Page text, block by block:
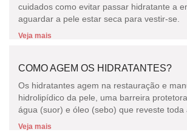
cuidados como evitar passar hidratante a
aguardar a pele estar seca para vestir-se.
Veja mais
COMO AGEM OS HIDRATANTES?
Os hidratantes agem na restauração e
hidrolipídico da pele, uma barreira
água (suor) e óleo (sebo) que reveste toda
Veja mais